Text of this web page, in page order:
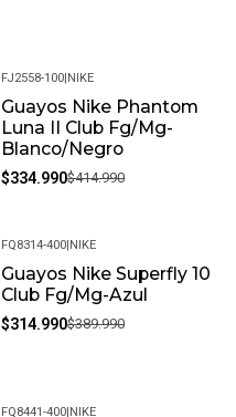
-19%
FJ2558-100|NIKE
Guayos Nike Phantom
Luna II Club Fg/Mg-
Blanco/Negro
$334.990$414.990
-19%
FQ8314-400|NIKE
Guayos Nike Superfly 10
Club Fg/Mg-Azul
$314.990$389.990
FQ8441-400|NIKE